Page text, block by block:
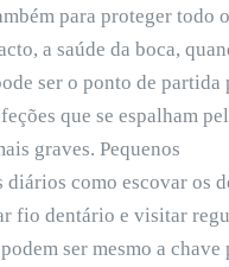
para proteger todo o
a saúde da boca,
ser o ponto de partida
que se espalham
graves. Pequenos
diários como escovar os
fio dentário e visitar
ser mesmo a chave